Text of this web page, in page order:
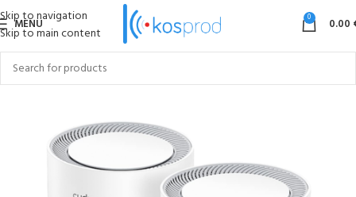
Skip to navigation
Skip to main content
MENU 0 0.00